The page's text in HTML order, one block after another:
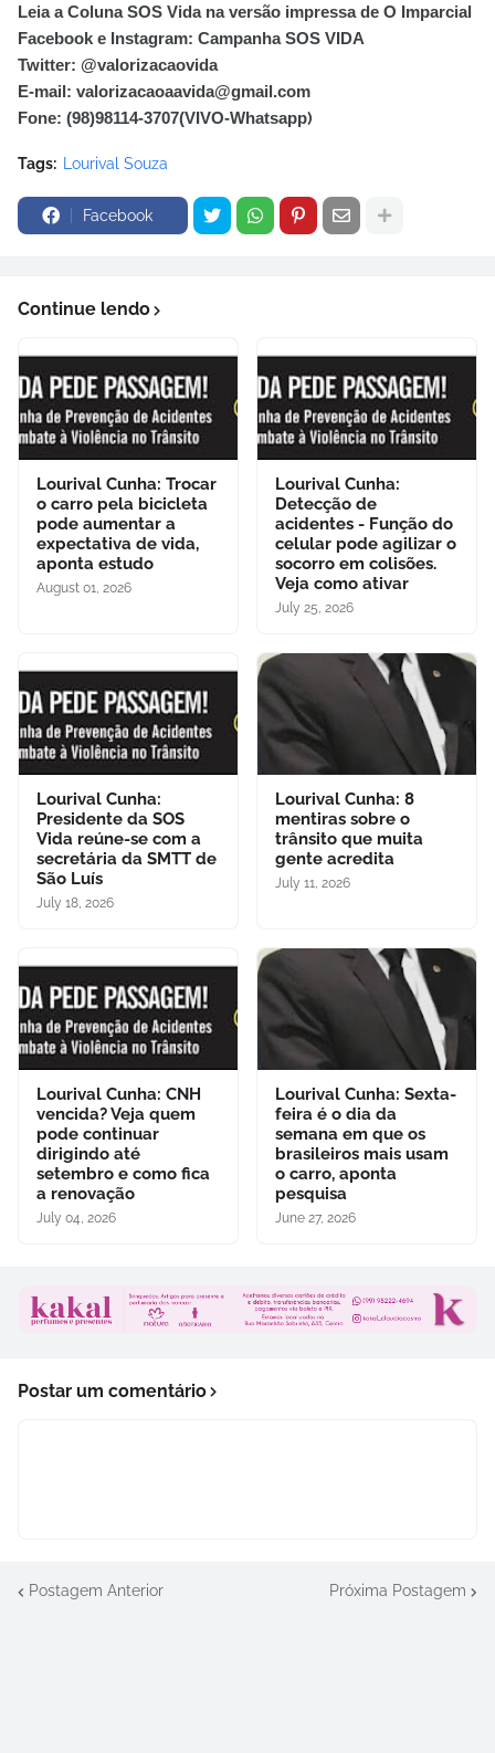
Leia a Coluna SOS Vida na versão impressa de O Imparcial
Facebook e Instagram: Campanha SOS VIDA
Twitter: @valorizacaovida
E-mail: valorizacaoaavida@gmail.com
Fone: (98)98114-3707(VIVO-Whatsapp)
Tags: Lourival Souza
Facebook
Continue lendo
Lourival Cunha: Trocar
o carro pela bicicleta
pode aumentar a
expectativa de vida,
aponta estudo
August 01, 2026
Lourival Cunha:
Detecção de
acidentes - Função do
celular pode agilizar o
socorro em colisões.
Veja como ativar
July 25, 2026
Lourival Cunha:
Presidente da SOS
Vida reúne-se com a
secretária da SMTT de
São Luís
July 18, 2026
Lourival Cunha: 8
mentiras sobre o
trânsito que muita
gente acredita
July 11, 2026
Lourival Cunha: CNH
vencida? Veja quem
pode continuar
dirigindo até
setembro e como fica
a renovação
July 04, 2026
Lourival Cunha: Sexta-
feira é o dia da
semana em que os
brasileiros mais usam
o carro, aponta
pesquisa
June 27, 2026
Postar um comentário
Postagem Anterior Próxima Postagem